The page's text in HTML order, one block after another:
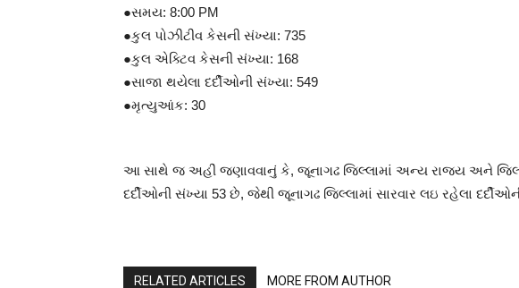
●સમય: 8:00 PM
●કુલ પોઝીટીવ કેસની સંખ્યા: 735
●કુલ એક્ટિવ કેસની સંખ્યા: 168
●સાજા થયેલા દર્દીઓની સંખ્યા: 549
●મૃત્યુઆંક: 30
આ સાથે જ અહીં જણાવવાનું કે, જૂનાગઢ જિલ્લામાં અન્ય રાજ્ય અને
દર્દીઓની સંખ્યા 53 છે, જેથી જૂનાગઢ જિલ્લામાં સારવાર લઇ રહેલા
RELATED ARTICLES MORE FROM AUTHOR